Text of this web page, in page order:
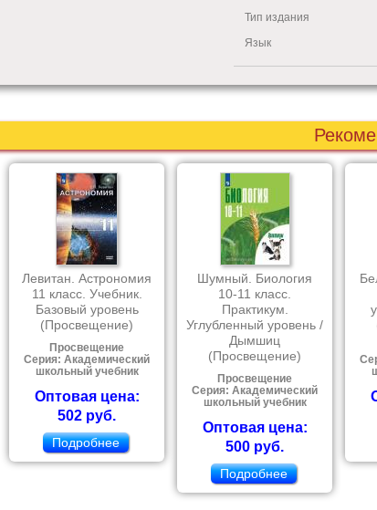
Тип издания
Язык
Левитан. Астрономия
11 класс. Учебник.
Базовый уровень
(Просвещение)
Просвещение
Серия: Академический
школьный учебник
Оптовая цена:
502 руб.
Подробнее
Шумный. Биология
10-11 класс.
Практикум.
Углубленный уровень /
Дымшиц
(Просвещение)
Просвещение
Серия: Академический
школьный учебник
Оптовая цена:
500 руб.
Подробнее